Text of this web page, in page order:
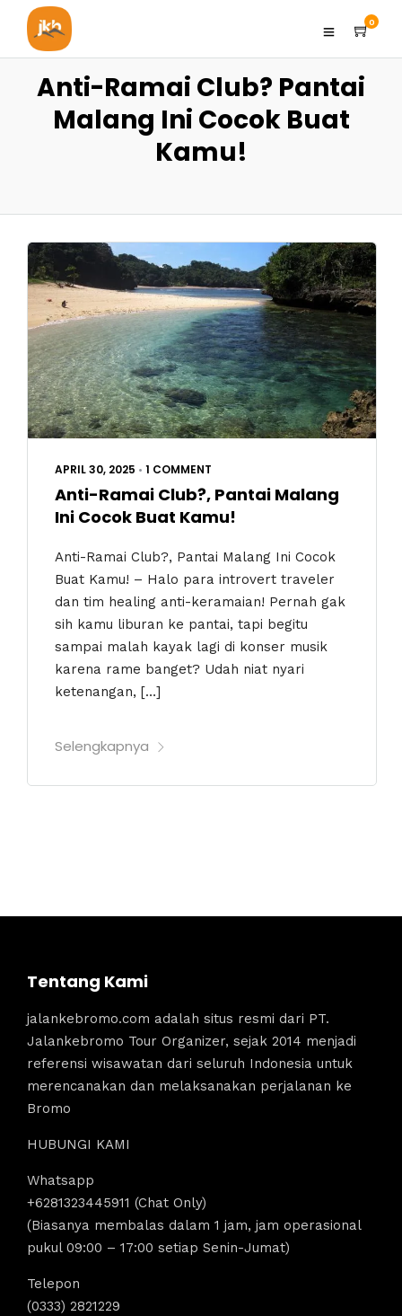
0
Anti-Ramai Club? Pantai
Malang Ini Cocok Buat
Kamu!
APRIL 30, 2025 • 1 COMMENT
Anti-Ramai Club?, Pantai Malang
Ini Cocok Buat Kamu!
Anti-Ramai Club?, Pantai Malang Ini Cocok
Buat Kamu! – Halo para introvert traveler
dan tim healing anti-keramaian! Pernah gak
sih kamu liburan ke pantai, tapi begitu
sampai malah kayak lagi di konser musik
karena rame banget? Udah niat nyari
ketenangan, […]
Selengkapnya
Tentang Kami
jalankebromo.com adalah situs resmi dari PT.
Jalankebromo Tour Organizer, sejak 2014 menjadi
referensi wisawatan dari seluruh Indonesia untuk
merencanakan dan melaksanakan perjalanan ke
Bromo
HUBUNGI KAMI
Whatsapp
+6281323445911 (Chat Only)
(Biasanya membalas dalam 1 jam, jam operasional
pukul 09:00 – 17:00 setiap Senin-Jumat)
Telepon
(0333) 2821229